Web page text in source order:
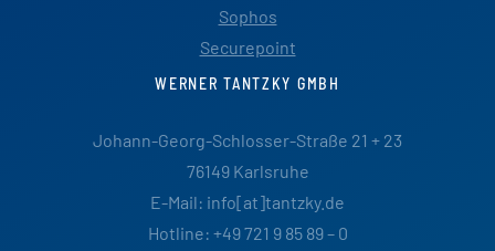
Sophos
Securepoint
WERNER TANTZKY GMBH
Johann-Georg-Schlosser-Straße 21 + 23
76149 Karlsruhe
E-Mail: info[at]tantzky.de
Hotline: +49 721 9 85 89 – 0